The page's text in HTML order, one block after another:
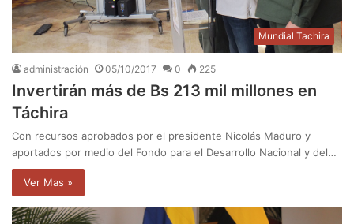
Mundial Tachira
administración 05/10/2017 0 225
Invertirán más de Bs 213 mil millones en
Táchira
Con recursos aprobados por el presidente Nicolás Maduro y
aportados por medio del Fondo para el Desarrollo Nacional y del…
Ver Mas »